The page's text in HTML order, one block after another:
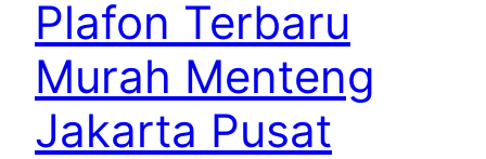
Plafon Terbaru
Murah Menteng
Jakarta Pusat